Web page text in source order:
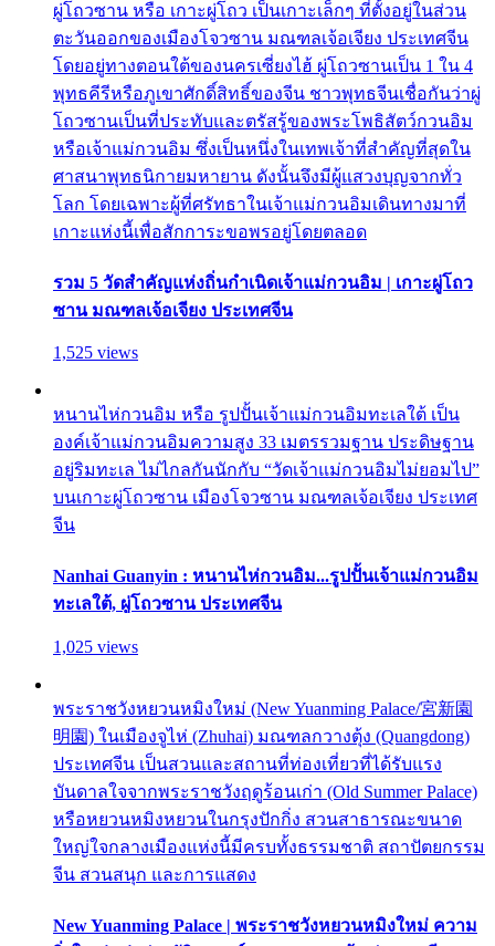
ผู่โถวซาน หรือ เกาะผู่โถว เป็นเกาะเล็กๆ ที่ตั้งอยู่ในส่วน
ตะวันออกของเมืองโจวซาน มณฑลเจ้อเจียง ประเทศจีน
โดยอยู่ทางตอนใต้ของนครเซี่ยงไฮ้ ผู่โถวซานเป็น 1 ใน 4
พุทธคีรีหรือภูเขาศักดิ์สิทธิ์ของจีน ชาวพุทธจีนเชื่อกันว่าผู่
โถวซานเป็นที่ประทับและตรัสรู้ของพระโพธิสัตว์กวนอิม
หรือเจ้าแม่กวนอิม ซึ่งเป็นหนึ่งในเทพเจ้าที่สำคัญที่สุดใน
ศาสนาพุทธนิกายมหายาน ดังนั้นจึงมีผู้แสวงบุญจากทั่ว
โลก โดยเฉพาะผู้ที่ศรัทธาในเจ้าแม่กวนอิมเดินทางมาที่
เกาะแห่งนี้เพื่อสักการะขอพรอยู่โดยตลอด
รวม 5 วัดสำคัญแห่งถิ่นกำเนิดเจ้าแม่กวนอิม | เกาะผู่โถว
ซาน มณฑลเจ้อเจียง ประเทศจีน
1,525 views
หนานไห่กวนอิม หรือ รูปปั้นเจ้าแม่กวนอิมทะเลใต้ เป็น
องค์เจ้าแม่กวนอิมความสูง 33 เมตรรวมฐาน ประดิษฐาน
อยู่ริมทะเล ไม่ไกลกันนักกับ “วัดเจ้าแม่กวนอิมไม่ยอมไป”
บนเกาะผู่โถวซาน เมืองโจวซาน มณฑลเจ้อเจียง ประเทศ
จีน
Nanhai Guanyin : หนานไห่กวนอิม...รูปปั้นเจ้าแม่กวนอิม
ทะเลใต้, ผู่โถวซาน ประเทศจีน
1,025 views
พระราชวังหยวนหมิงใหม่ (New Yuanming Palace/宮新園
明園) ในเมืองจูไห่ (Zhuhai) มณฑลกวางตุ้ง (Quangdong)
ประเทศจีน เป็นสวนและสถานที่ท่องเที่ยวที่ได้รับแรง
บันดาลใจจากพระราชวังฤดูร้อนเก่า (Old Summer Palace)
หรือหยวนหมิงหยวนในกรุงปักกิ่ง สวนสาธารณะขนาด
ใหญ่ใจกลางเมืองแห่งนี้มีครบทั้งธรรมชาติ สถาปัตยกรรม
จีน สวนสนุก และการแสดง
New Yuanming Palace | พระราชวังหยวนหมิงใหม่ ความ